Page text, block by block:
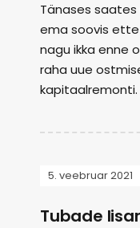
Tänases saates
ema soovis
nagu ikka enne
raha uue
kapitaalremonti.
5. veebruar 2021
Tubade